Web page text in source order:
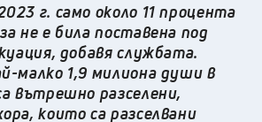
г. само около 11 процента
не е била поставена под
добавя службата.
малко 1,9 милиона души в
вътрешно разселени,
които са разселвани